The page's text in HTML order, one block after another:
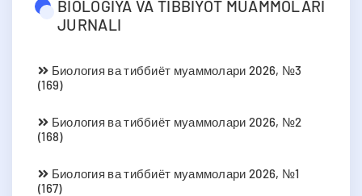
BIOLOGIYA VA TIBBIYOT MUAMMOLARI
JURNALI
Биология ва тиббиёт муаммолари 2026, №3
(169)
Биология ва тиббиёт муаммолари 2026, №2
(168)
Биология ва тиббиёт муаммолари 2026, №1
(167)